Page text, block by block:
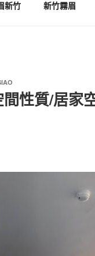
新竹 新竹霧眉
間性質/居家